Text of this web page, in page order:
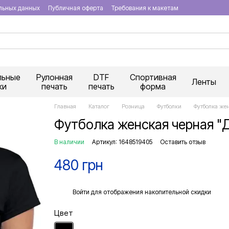
данных Публичная оферта Требования к макетам
Рулонная
печать
DTF
печать
Спортивная
форма
Ленты
Главная Каталог Розница Футболки Футболка
Футболка женская черная
В наличии Артикул: 1648519405 Оставить отзыв
480 грн
Войти для отображения накопительной скидки
Цвет